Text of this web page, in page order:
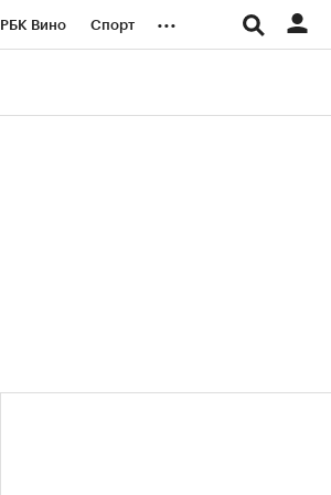
РБК Вино Спорт ...